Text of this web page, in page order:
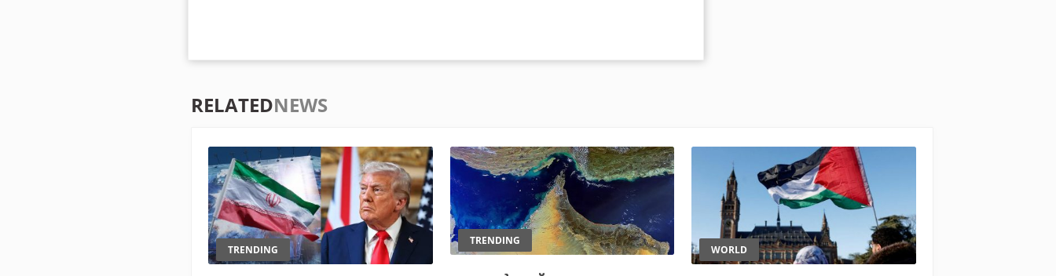
RELATEDNEWS
TRENDING
TRENDING
WORLD